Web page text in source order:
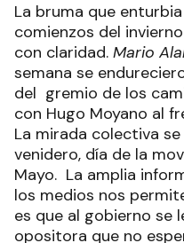
La bruma que
comienzos del
con claridad. Mario
semana se
del gremio de los
con Hugo Moyano al
La mirada colectiva
venidero, día de la
Mayo. La amplia
los medios nos
es que al gobierno se
opositora que no